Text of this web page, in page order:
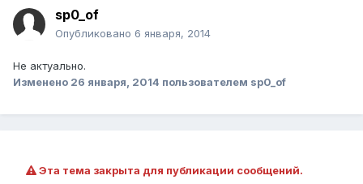
sp0_of
Опубликовано 6 января, 2014
Не актуально.
Изменено 26 января, 2014 пользователем sp0_of
Эта тема закрыта для публикации сообщений.